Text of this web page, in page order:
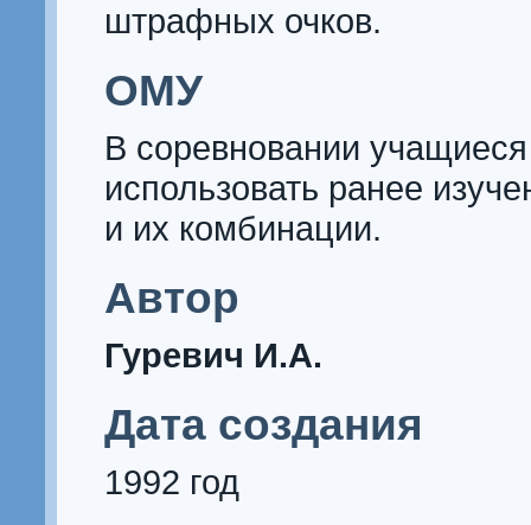
штрафных очков.
ОМУ
В соревновании
использовать ранее
и их комбинации.
Автор
Гуревич И.А.
Дата создания
1992 год